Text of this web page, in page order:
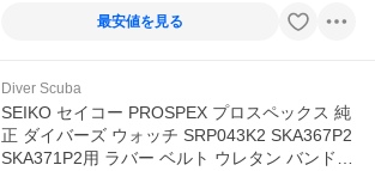
最安値を見る
Diver Scuba
SEIKO セイコー PROSPEX プロスペックス 純
正 ダイバーズ ウォッチ SRP043K2 SKA367P2
SKA371P2用 ラバー ベルト ウレタン バンド